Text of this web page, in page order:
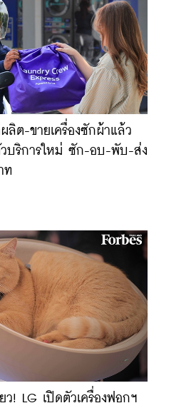
ลิต-ขายเครื่องซักผ้าแล้ว
บริการใหม่ ซัก-อบ-พับ-ส่ง
ท
ว! LG เปิดตัวเครื่องฟอกฯ